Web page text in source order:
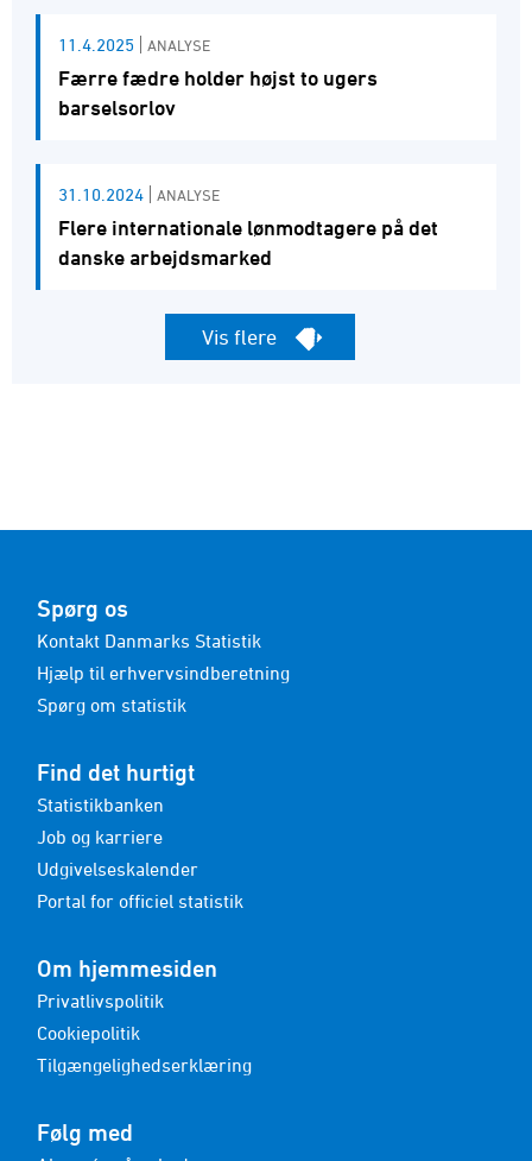
11.4.2025 ANALYSE
Færre fædre holder højst to ugers
barselsorlov
31.10.2024 ANALYSE
Flere internationale lønmodtagere på det
danske arbejdsmarked
Vis flere
Spørg os
Kontakt Danmarks Statistik
Hjælp til erhvervsindberetning
Spørg om statistik
Find det hurtigt
Statistikbanken
Job og karriere
Udgivelseskalender
Portal for officiel statistik
Om hjemmesiden
Privatlivspolitik
Cookiepolitik
Tilgængelighedserklæring
Følg med